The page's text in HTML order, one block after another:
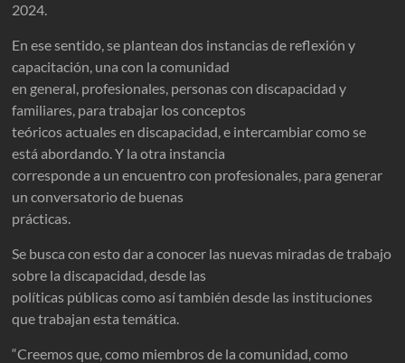
2024.
En ese sentido, se plantean dos instancias de reflexión y
capacitación, una con la comunidad
en general, profesionales, personas con discapacidad y
familiares, para trabajar los conceptos
teóricos actuales en discapacidad, e intercambiar como se
está abordando. Y la otra instancia
corresponde a un encuentro con profesionales, para generar
un conversatorio de buenas
prácticas.
Se busca con esto dar a conocer las nuevas miradas de trabajo
sobre la discapacidad, desde las
políticas públicas como así también desde las instituciones
que trabajan esta temática.
“Creemos que, como miembros de la comunidad, como